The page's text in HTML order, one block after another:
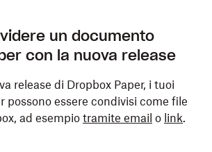
un documento
con la nuova release
release di Dropbox Paper, i tuoi
possono essere condivisi come file
ad esempiotramite email o link.